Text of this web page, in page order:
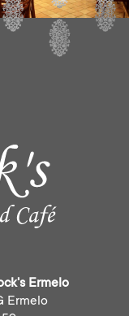
Ermelo
Ermelo